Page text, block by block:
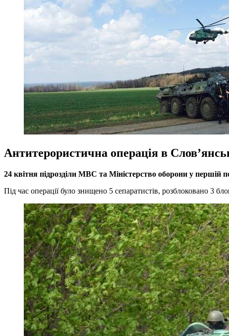
Антитерористична операція в
24 квітня підрозділи МВС та Міністерство оборони у
Під час операції було знищено 5 сепаратистів, розблоковано 3